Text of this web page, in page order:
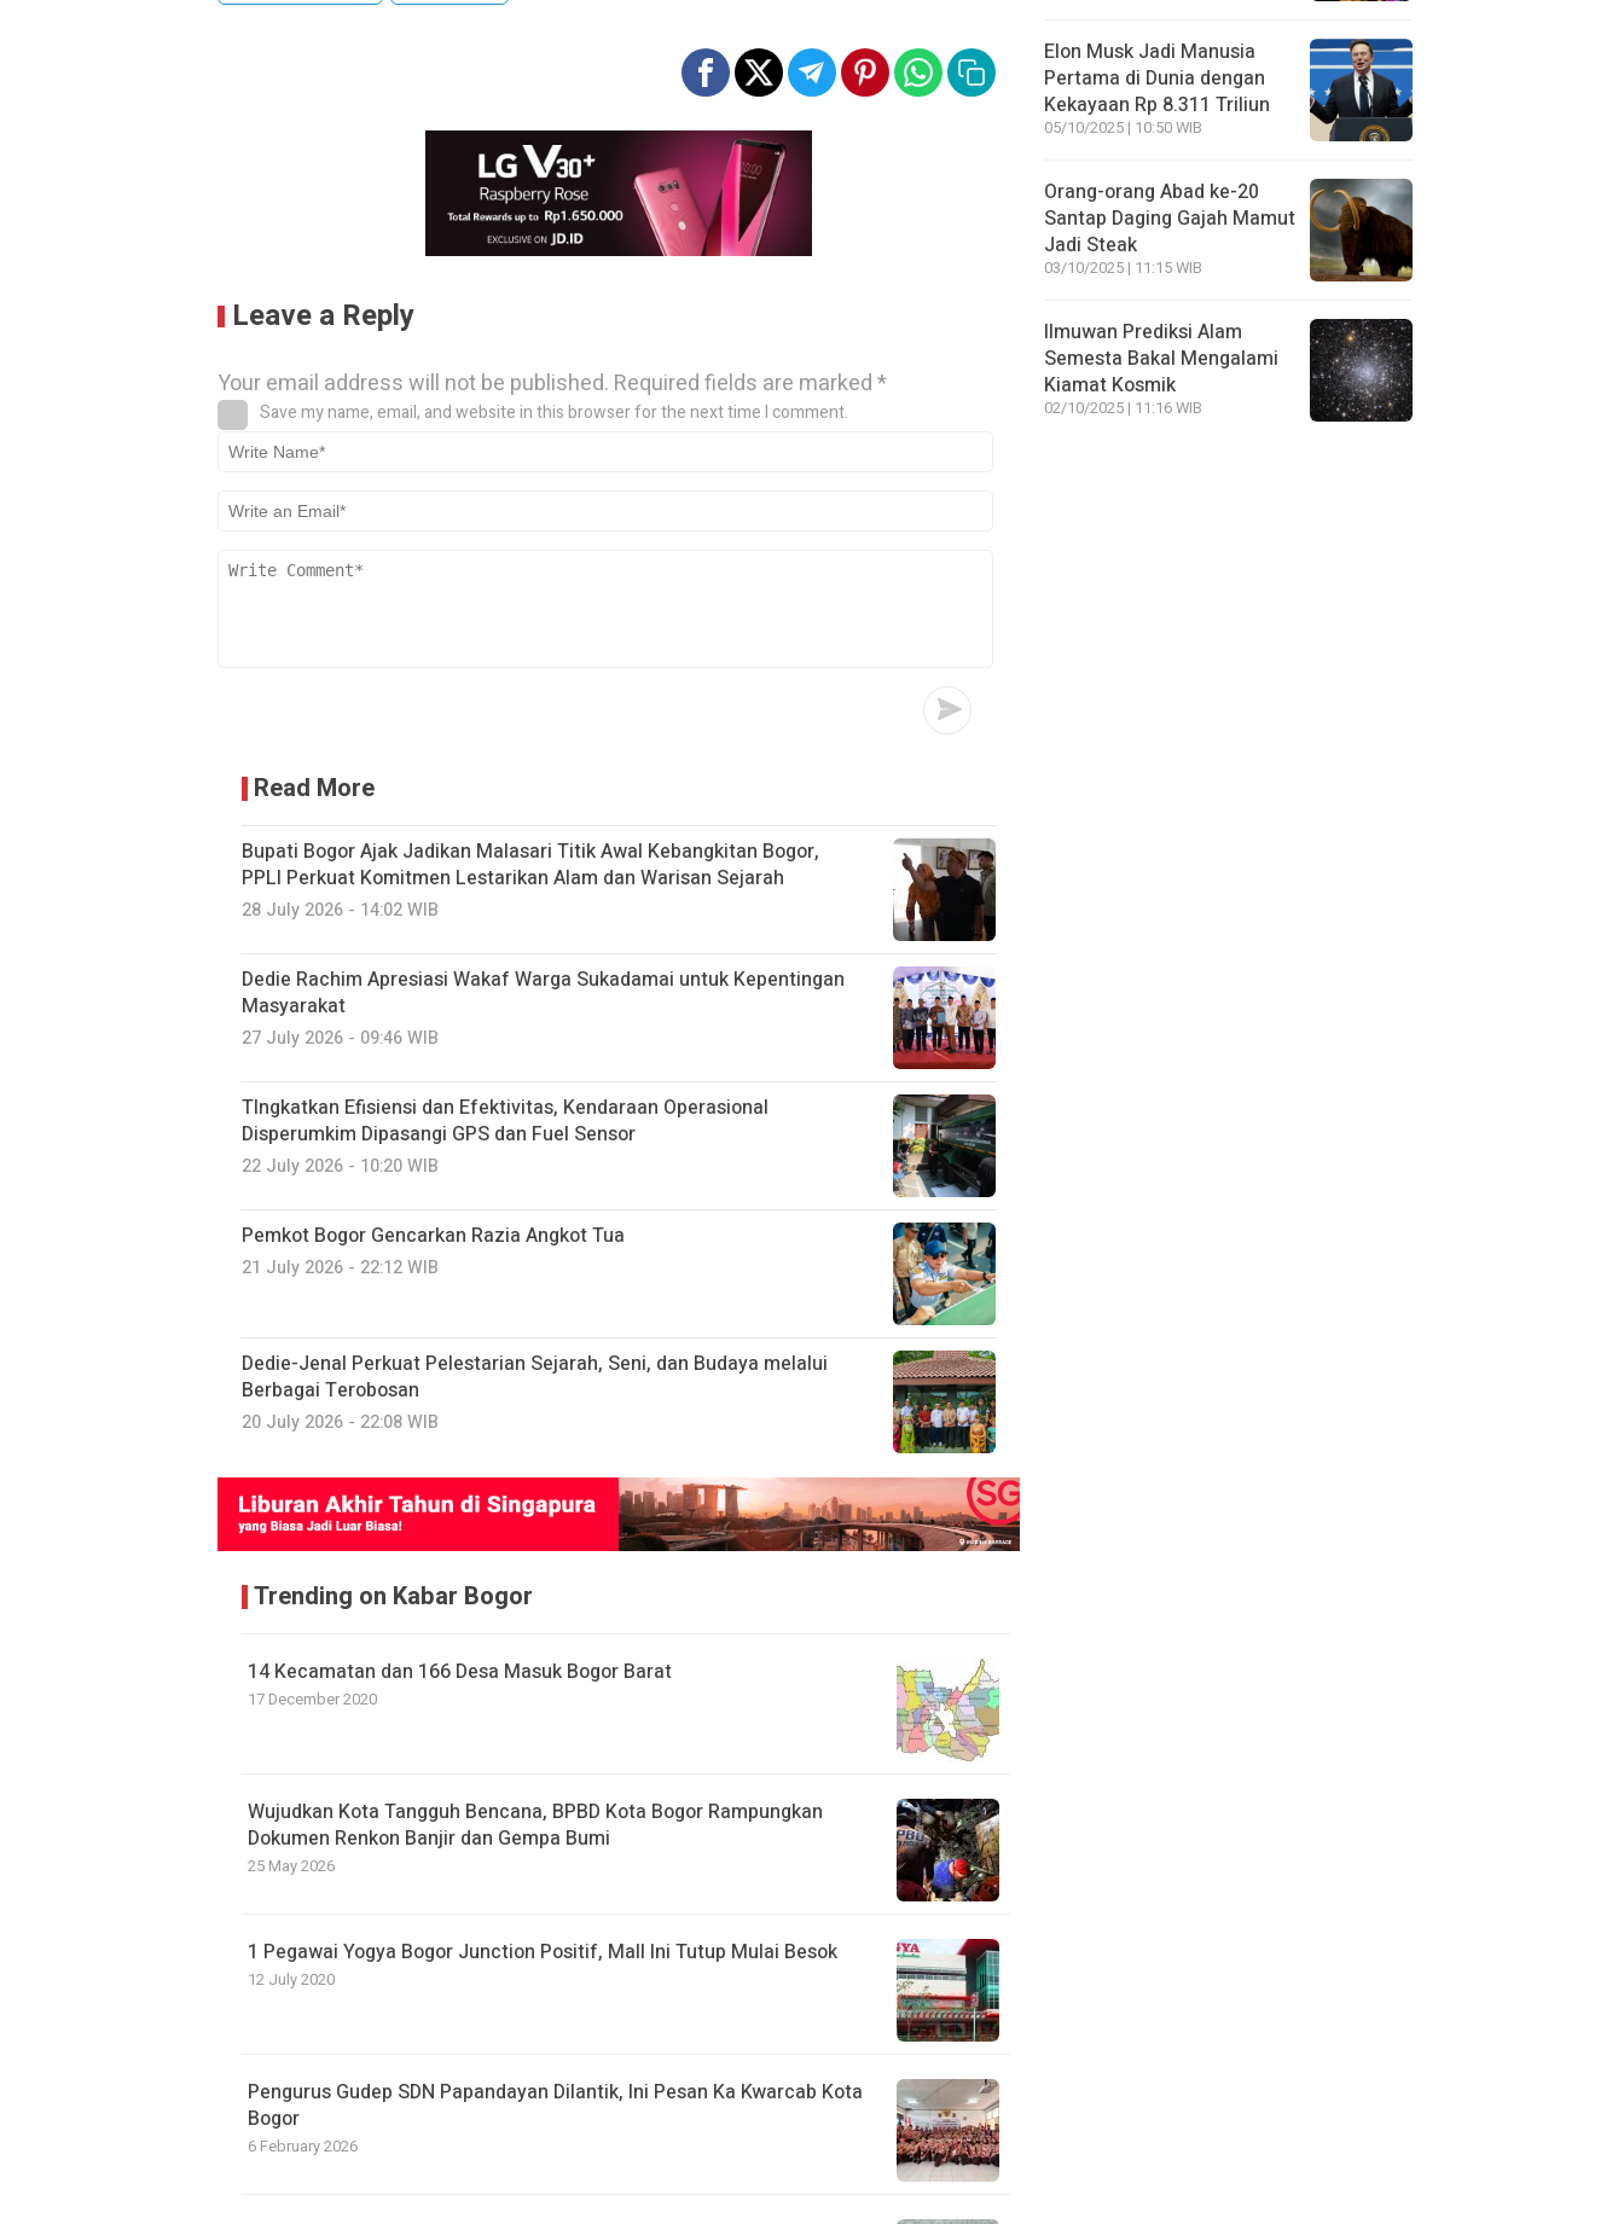
Leave a Reply
Your email address will not be published. Required fields are marked*
Save my name, email, and website in this browser for the next time I comment.
Read More
Bupati Bogor Ajak Jadikan Malasari Titik Awal Kebangkitan Bogor,
PPLI Perkuat Komitmen Lestarikan Alam dan Warisan Sejarah
28 July 2026 - 14:02 WIB
Dedie Rachim Apresiasi Wakaf Warga Sukadamai untuk Kepentingan
Masyarakat
27 July 2026 - 09:46 WIB
TIngkatkan Efisiensi dan Efektivitas, Kendaraan Operasional
Disperumkim Dipasangi GPS dan Fuel Sensor
22 July 2026 - 10:20 WIB
Pemkot Bogor Gencarkan Razia Angkot Tua
21 July 2026 - 22:12 WIB
Dedie-Jenal Perkuat Pelestarian Sejarah, Seni, dan Budaya melalui
Berbagai Terobosan
20 July 2026 - 22:08 WIB
Trending on Kabar Bogor
14 Kecamatan dan 166 Desa Masuk Bogor Barat
17 December 2020
​Wujudkan Kota Tangguh Bencana, BPBD Kota Bogor Rampungkan
Dokumen Renkon Banjir dan Gempa Bumi
25 May 2026
1 Pegawai Yogya Bogor Junction Positif, Mall Ini Tutup Mulai Besok
12 July 2020
Pengurus Gudep SDN Papandayan Dilantik, Ini Pesan Ka Kwarcab Kota
Bogor
6 February 2026
Elon Musk Jadi Manusia
Pertama di Dunia dengan
Kekayaan Rp 8.311 Triliun
05/10/2025 | 10:50 WIB
Orang-orang Abad ke-20
Santap Daging Gajah Mamut
Jadi Steak
03/10/2025 | 11:15 WIB
Ilmuwan Prediksi Alam
Semesta Bakal Mengalami
Kiamat Kosmik
02/10/2025 | 11:16 WIB